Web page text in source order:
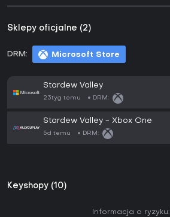
Sklepy oficjalne (2)
DRM: Microsoft Store
Stardew Valley
23tyg temu DRM:
Stardew Valley - Xbox One
5d temu DRM:
Keyshopy (10)
Informacja o ryzyku: